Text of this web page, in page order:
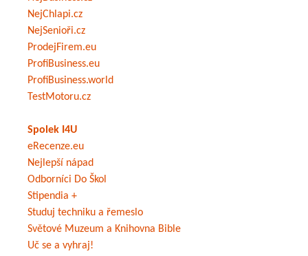
NejChlapi.cz
NejSenioři.cz
ProdejFirem.eu
ProfiBusiness.eu
ProfiBusiness.world
TestMotoru.cz
Spolek I4U
eRecenze.eu
Nejlepší nápad
Odborníci Do Škol
Stipendia +
Studuj techniku a řemeslo
Světové Muzeum a Knihovna Bible
Uč se a vyhraj!